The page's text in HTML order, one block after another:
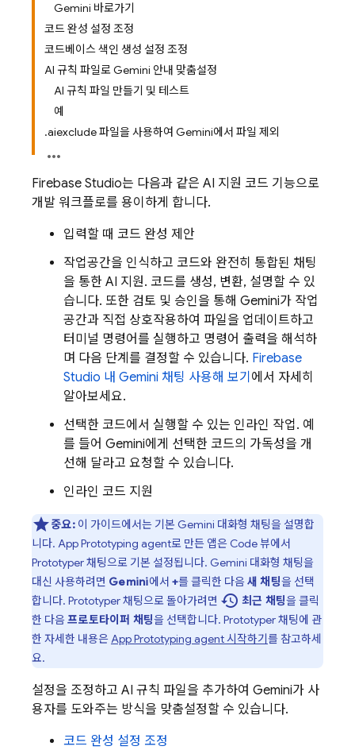
Gemini 바로가기
코드 완성 설정 조정
코드베이스 색인 생성 설정 조정
AI 규칙 파일로 Gemini 안내 맞춤설정
AI 규칙 파일 만들기 및 테스트
예
.aiexclude 파일을 사용하여 Gemini에서 파일 제외
Firebase Studio는 다음과 같은 AI 지원 코드 기능으로
개발 워크플로를 용이하게 합니다.
입력할 때 코드 완성 제안
작업공간을 인식하고 코드와 완전히 통합된 채팅
을 통한 AI 지원. 코드를 생성, 변환, 설명할 수 있
습니다. 또한 검토 및 승인을 통해 Gemini가 작업
공간과 직접 상호작용하여 파일을 업데이트하고
터미널 명령어를 실행하고 명령어 출력을 해석하
며 다음 단계를 결정할 수 있습니다. Firebase
Studio 내 Gemini 채팅 사용해 보기 에서 자세히
알아보세요.
선택한 코드에서 실행할 수 있는 인라인 작업. 예
를 들어 Gemini에게 선택한 코드의 가독성을 개
선해 달라고 요청할 수 있습니다.
인라인 코드 지원
중요:이 가이드에서는 기본 Gemini 대화형 채팅을 설명합
니다. App Prototyping agent로 만든 앱은 Code뷰에서
Prototyper채팅으로 기본 설정됩니다. Gemini 대화형 채팅을
대신 사용하려면 Gemini에서 +를 클릭한 다음새 채팅을 선택
합니다. Prototyper채팅으로 돌아가려면 history 최근 채팅을 클릭
한 다음프로토타이퍼 채팅을 선택합니다.Prototyper채팅에 관
한 자세한 내용은App Prototyping agent시작하기를 참고하세
요.
설정을 조정하고 AI 규칙 파일을 추가하여 Gemini가 사
용자를 도와주는 방식을 맞춤설정할 수 있습니다.
코드 완성 설정 조정